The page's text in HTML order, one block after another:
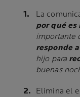
La
por qué es
importante
responde
hijo para
buenas
Elimina el